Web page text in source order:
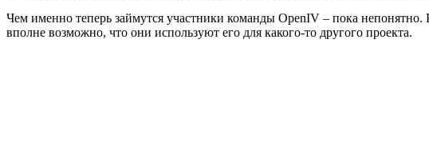
Чем именно теперь займутся участники команды OpenIV – пока
вполне возможно, что они используют его для какого-то другого проекта.